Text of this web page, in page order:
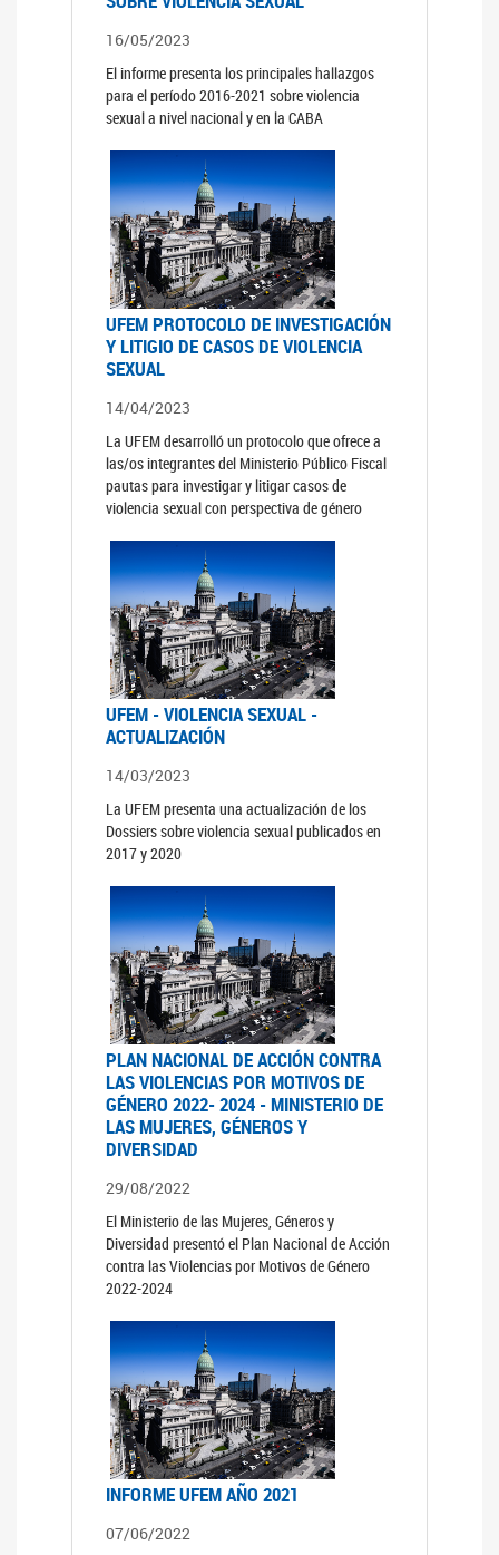
16/05/2023
El informe presenta los principales hallazgos
para el período 2016-2021 sobre violencia
sexual a nivel nacional y en la CABA
UFEM PROTOCOLO DE INVESTIGACIÓN
Y LITIGIO DE CASOS DE VIOLENCIA
SEXUAL
14/04/2023
La UFEM desarrolló un protocolo que ofrece a
las/os integrantes del Ministerio Público Fiscal
pautas para investigar y litigar casos de
violencia sexual con perspectiva de género
UFEM - VIOLENCIA SEXUAL -
ACTUALIZACIÓN
14/03/2023
La UFEM presenta una actualización de los
Dossiers sobre violencia sexual publicados en
2017 y 2020
PLAN NACIONAL DE ACCIÓN CONTRA
LAS VIOLENCIAS POR MOTIVOS DE
GÉNERO 2022- 2024 - MINISTERIO DE
LAS MUJERES, GÉNEROS Y
DIVERSIDAD
29/08/2022
El Ministerio de las Mujeres, Géneros y
Diversidad presentó el Plan Nacional de Acción
contra las Violencias por Motivos de Género
2022-2024
INFORME UFEM AÑO 2021
07/06/2022